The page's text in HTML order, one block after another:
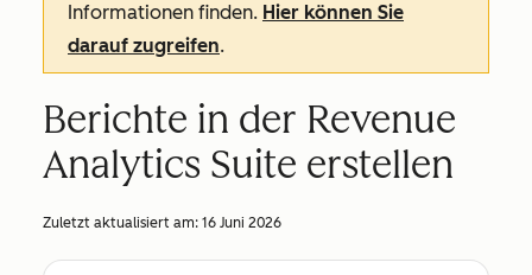
Informationen finden. Hier können Sie
darauf zugreifen.
Berichte in der Revenue
Analytics Suite erstellen
Zuletzt aktualisiert am: 16 Juni 2026